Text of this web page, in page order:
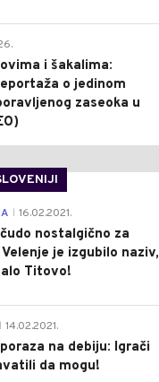
i šakalima:
o jedinom
zaseoka u
16.02.2021.
nostalgično za
je izgubilo naziv,
Titovo!
14.02.2021.
na debiju: Igrači
da mogu!